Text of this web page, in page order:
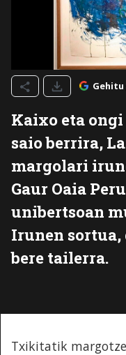
Kaixo eta
saio berrira,
margolari
Gaur Oaia
unibertsoan
Irunen sortua,
bere tailerra.
Txikitatik